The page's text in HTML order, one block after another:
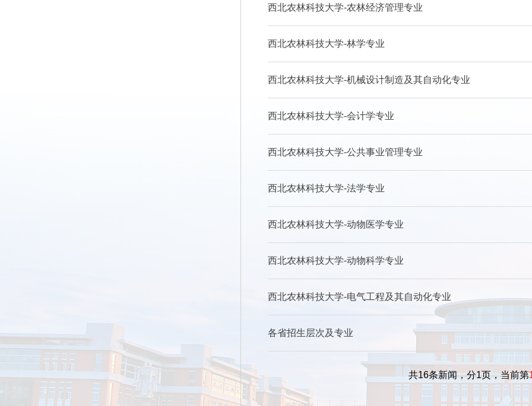
西北农林科技大学-农林经济管理专业
西北农林科技大学-林学专业
西北农林科技大学-机械设计制造及其自动化专业
西北农林科技大学-会计学专业
西北农林科技大学-公共事业管理专业
西北农林科技大学-法学专业
西北农林科技大学-动物医学专业
西北农林科技大学-动物科学专业
西北农林科技大学-电气工程及其自动化专业
各省招生层次及专业
共16条新闻，分1页，当前第